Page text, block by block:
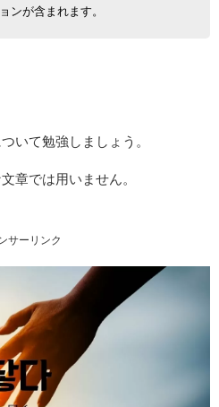
ンが含まれます。
いて勉強しましょう。
章では用いません。
サーリンク